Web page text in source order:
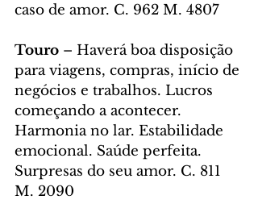
caso de amor. C. 962 M. 4807
Touro – Haverá boa disposição
para viagens, compras, início de
negócios e trabalhos. Lucros
começando a acontecer.
Harmonia no lar. Estabilidade
emocional. Saúde perfeita.
Surpresas do seu amor. C. 811
M. 2090